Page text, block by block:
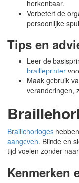
herkenbaar.
Verbetert de
persoonlijke
Tips en
Leer de
brailleprinter
Maak gebruik
veranderingen,
Braillehorloges
aangeven. Blinde en
tijd voelen zonder
Kenmerken